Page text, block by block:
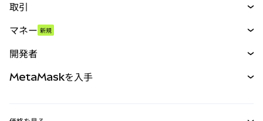
取引
パーペチュアル
RWA
マネー 新規
開発者
MetaMaskを入手